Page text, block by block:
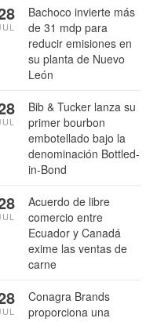
Bachoco invierte más
de 31 mdp para
reducir emisiones en
su planta de Nuevo
León
Bib & Tucker lanza su
primer bourbon
embotellado bajo la
denominación Bottled-
in-Bond
Acuerdo de libre
comercio entre
Ecuador y Canadá
exime las ventas de
carne
Conagra Brands
proporciona una